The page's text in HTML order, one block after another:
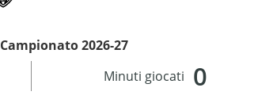
Campionato 2026-27
0
Minuti giocati